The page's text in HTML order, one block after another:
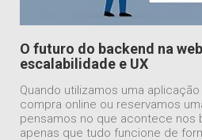
O futuro do backend na
escalabilidade e UX
Quando utilizamos uma
compra online ou reservamos
pensamos no que acontece nos
apenas que tudo funcione de